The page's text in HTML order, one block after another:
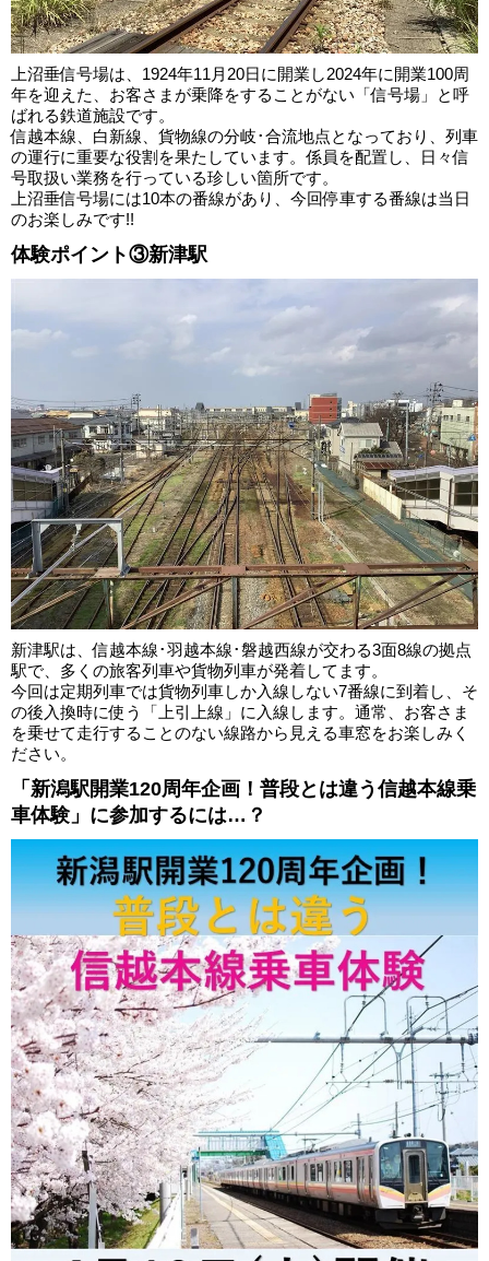
上沼垂信号場は、1924年11月20日に開業し2024年に開業100周
年を迎えた、お客さまが乗降をすることがない「信号場」と呼
ばれる鉄道施設です。
信越本線、白新線、貨物線の分岐･合流地点となっており、列車
の運行に重要な役割を果たしています。係員を配置し、日々信
号取扱い業務を行っている珍しい箇所です。
上沼垂信号場には10本の番線があり、今回停車する番線は当日
のお楽しみです!!
体験ポイント③新津駅
新津駅は、信越本線･羽越本線･磐越西線が交わる3面8線の拠点
駅で、多くの旅客列車や貨物列車が発着してます。
今回は定期列車では貨物列車しか入線しない7番線に到着し、そ
の後入換時に使う「上引上線」に入線します。通常、お客さま
を乗せて走行することのない線路から見える車窓をお楽しみく
ださい。
「新潟駅開業120周年企画！普段とは違う信越本線乗
車体験」に参加するには…？